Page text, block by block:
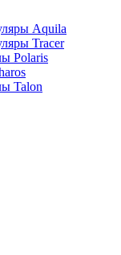
Aquila
Tracer
Polaris
Talon